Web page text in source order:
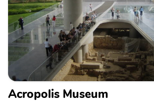
Acropolis Museum